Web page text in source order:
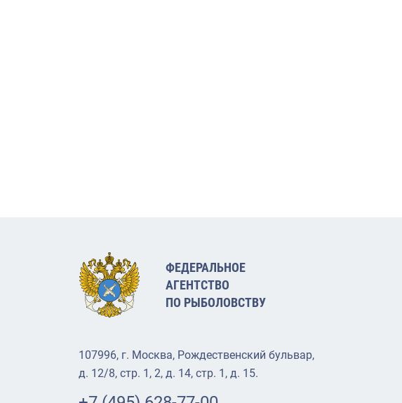
ФЕДЕРАЛЬНОЕ
АГЕНТСТВО
ПО РЫБОЛОВСТВУ
107996, г. Москва, Рождественский бульвар,
д. 12/8, стр. 1, 2, д. 14, стр. 1, д. 15.